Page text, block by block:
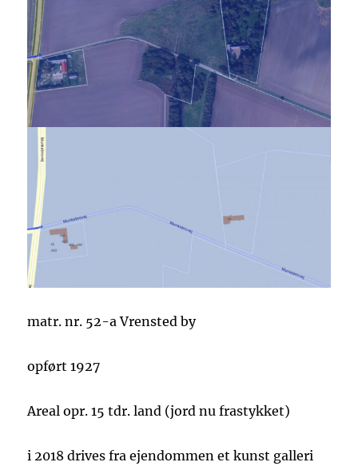
matr. nr. 52-a Vrensted by
opført 1927
Areal opr. 15 tdr. land (jord nu frastykket)
i 2018 drives fra ejendommen et kunst galleri